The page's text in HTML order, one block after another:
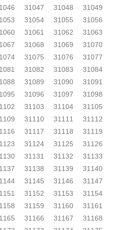
31047 31048
31049
31054 31055
31056
31061 31062
31063
31068 31069
31070
31075 31076
31077
31082 31083
31084
31089 31090
31091
31096 31097
31098
31103 31104
31105
31110 31111
31112
31117 31118
31119
31124 31125
31126
31131 31132
31133
31138 31139
31140
31145 31146
31147
31152 31153
31154
31159 31160
31161
31166 31167
31168